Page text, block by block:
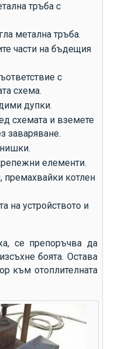
тръба с
метална тръба.
части на бъдещия
с
схема.
дупки.
схемата и вземете
заваряване.
елементи.
премахвайки котлен
на устройството и
се препоръчва да
боята. Остава
към отоплителната